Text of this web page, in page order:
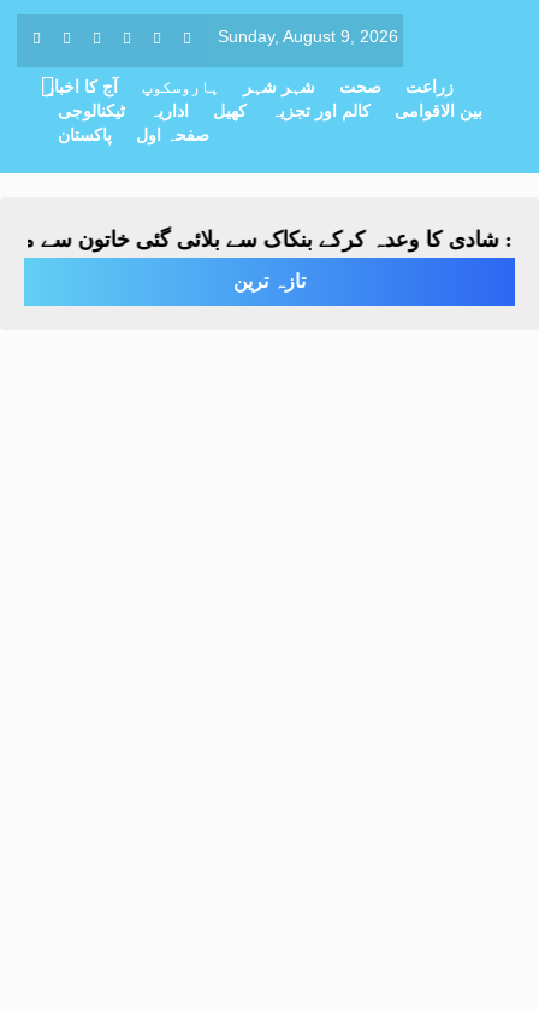
Sunday, August 9, 2026
آج کا اخبار ہاروسکوپ شہر شہر صحت
زراعت
ٹیکنالوجی
اداریہ کھیل کالم اور تجزیہ
بین الاقوامی
پاکستان
صفحہ اول
شادی کا وعدہ کرکے بنکاک سے بلائی گئی خاتون سے مبینہ
تازہ ترین